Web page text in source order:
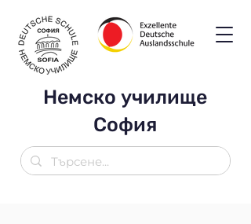
Немско училище
София